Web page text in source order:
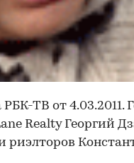
ТВ от 4.03.2011.
Realty Георгий
риэлторов